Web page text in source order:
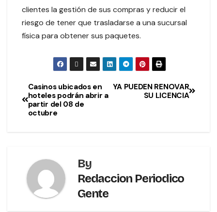
clientes la gestión de sus compras y reducir el
riesgo de tener que trasladarse a una sucursal
física para obtener sus paquetes.
YA PUEDEN RENOVAR
SU LICENCIA
Casinos ubicados en
hoteles podrán abrir a
partir del 08 de
octubre
By
Redaccion Periodico
Gente